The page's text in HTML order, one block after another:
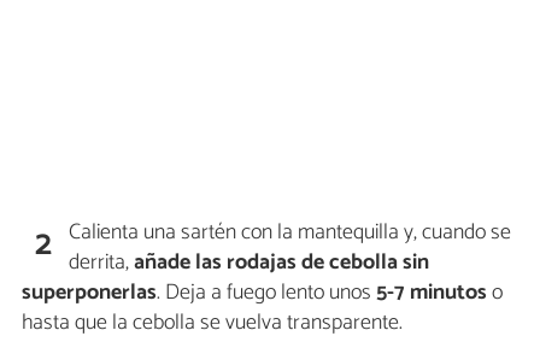
2 Calienta una sartén con la mantequilla y, cuando se
derrita,añade las rodajas de cebolla sin
superponerlas. Deja a fuego lento unos5-7 minutoso
hasta que la cebolla se vuelva transparente.